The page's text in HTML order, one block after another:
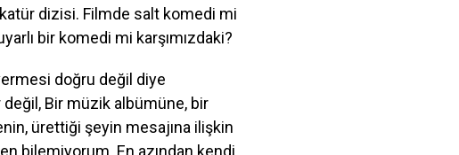
dizisi. Filmde salt komedi mi
bir komedi mi karşımızdaki?
doğru değil diye
Bir müzik albümüne, bir
ürettiği şeyin mesajına ilişkin
bilemiyorum. En azından kendi